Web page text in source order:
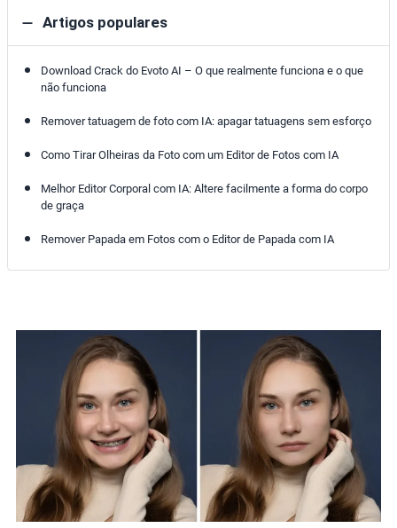
Artigos populares
Download Crack do Evoto AI – O que realmente funciona e o que
não funciona
Remover tatuagem de foto com IA: apagar tatuagens sem esforço
Como Tirar Olheiras da Foto com um Editor de Fotos com IA
Melhor Editor Corporal com IA: Altere facilmente a forma do corpo
de graça
Remover Papada em Fotos com o Editor de Papada com IA